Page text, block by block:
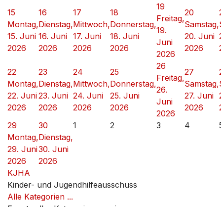
15
Montag,
15. Juni
2026
16
Dienstag,
16. Juni
2026
17
Mittwoch,
17. Juni
2026
18
Donnerstag,
18. Juni
2026
19
Freitag,
19.
Juni
2026
20
Samstag,
20. Juni
2026
22
Montag,
22. Juni
2026
23
Dienstag,
23. Juni
2026
24
Mittwoch,
24. Juni
2026
25
Donnerstag,
25. Juni
2026
26
Freitag,
26.
Juni
2026
27
Samstag,
27. Juni
2026
29
Montag,
29. Juni
2026
30
Dienstag,
30. Juni
2026
1 2 3 4
KJHA
Kinder- und Jugendhilfeausschuss
Alle Kategorien ...